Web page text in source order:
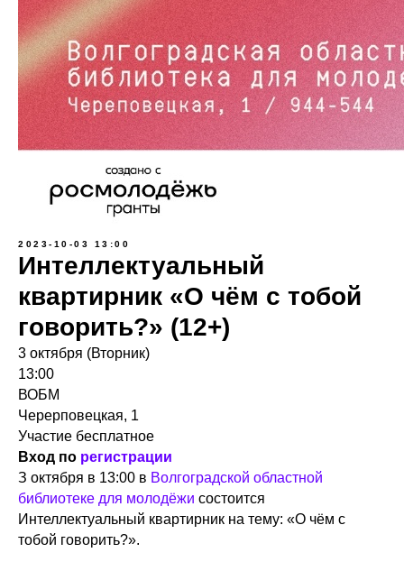
2023-10-03 13:00
Интеллектуальный
квартирник «О чём с тобой
говорить?» (12+)
3 октября (Вторник)
13:00
ВОБМ
Черерповецкая, 1
Участие бесплатное
Вход по регистрации
З октября в 13:00 в Волгоградской областной
библиотеке для молодёжи состоится
Интеллектуальный квартирник на тему: «О чём с
тобой говорить?».